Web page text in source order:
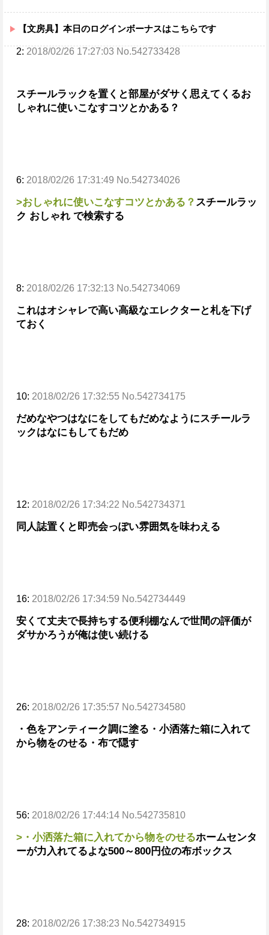
【文房具】本日のログインボーナスはこちらです
2: 2018/02/26 17:27:03 No.542733428
スチールラックを置くと部屋がダサく思えてくるお
しゃれに使いこなすコツとかある？
6: 2018/02/26 17:31:49 No.542734026
>おしゃれに使いこなすコツとかある？ スチールラッ
ク おしゃれ で検索する
8: 2018/02/26 17:32:13 No.542734069
これはオシャレで高い高級なエレクターと札を下げ
ておく
10: 2018/02/26 17:32:55 No.542734175
だめなやつはなにをしてもだめなようにスチールラ
ックはなにもしてもだめ
12: 2018/02/26 17:34:22 No.542734371
同人誌置くと即売会っぽい雰囲気を味わえる
16: 2018/02/26 17:34:59 No.542734449
安くて丈夫で長持ちする便利棚なんで世間の評価が
ダサかろうが俺は使い続ける
26: 2018/02/26 17:35:57 No.542734580
・色をアンティーク調に塗る ・小洒落た箱に入れて
から物をのせる ・布で隠す
56: 2018/02/26 17:44:14 No.542735810
>・小洒落た箱に入れてから物をのせるホームセンタ
ーが力入れてるよな500～800円位の布ボックス
28: 2018/02/26 17:38:23 No.542734915